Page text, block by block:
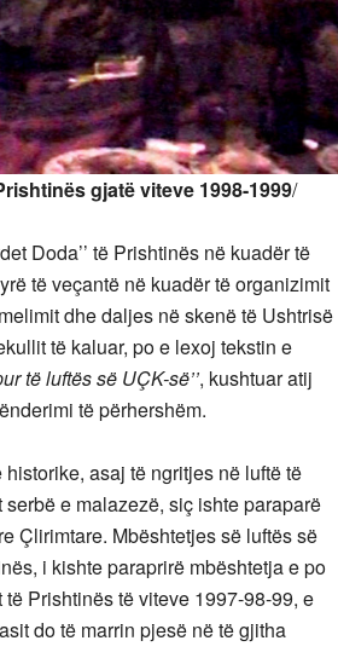
gjatë viteve 1998-1999/
Doda’’ të Prishtinës në kuadër të
të veçantë në kuadër të organizimit
dhe daljes në skenë të Ushtrisë
të kaluar, po e lexoj tekstin e
të luftës së UÇK-së’’, kushtuar atij
të përhershëm.
asaj të ngritjes në luftë të
e malazezë, siç ishte paraparë
Çlirimtare. Mbështetjes së luftës së
i kishte paraprirë mbështetja e po
Prishtinës të viteve 1997-98-99, e
do të marrin pjesë në të gjitha